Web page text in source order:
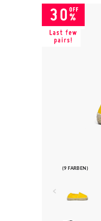
(9 FARBEN)